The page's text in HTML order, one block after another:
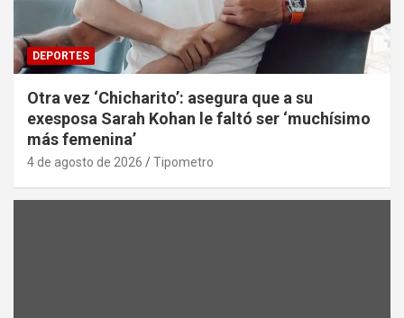
DEPORTES
Otra vez ‘Chicharito’: asegura que a su
exesposa Sarah Kohan le faltó ser ‘muchísimo
más femenina’
4 de agosto de 2026 Tipometro